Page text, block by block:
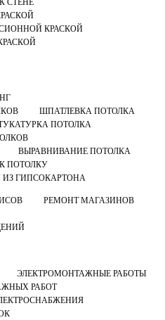
КРАСКОЙ
ШПАТЛЕВКА ПОТОЛКА
ПОТОЛКА
ВЫРАВНИВАНИЕ ПОТОЛКА
ПОТОЛКУ
ГИПСОКАРТОНА
РЕМОНТ МАГАЗИНОВ
ЭЛЕКТРОМОНТАЖНЫЕ РАБОТЫ
РАБОТ